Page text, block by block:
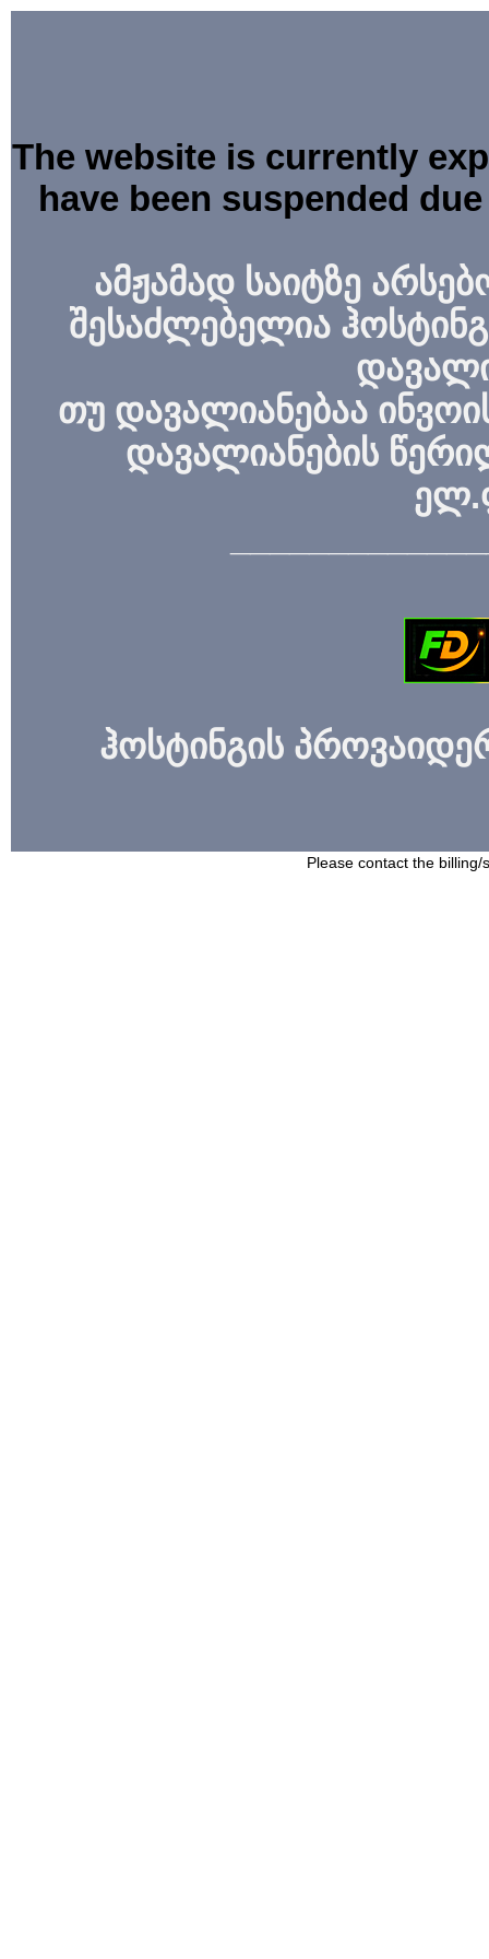
The website is currently
have been suspended
ამჟამად საიტზე
შესაძლებელია
თუ დავალიანებაა
დავალიანების
ჰოსტინგის
Please contact the